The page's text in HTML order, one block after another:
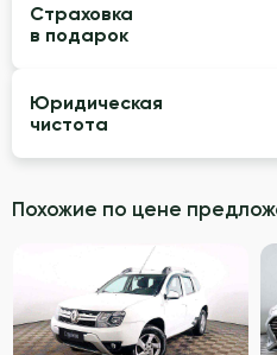
Страховка
в подарок
Юридическая
чистота
Похожие по цене